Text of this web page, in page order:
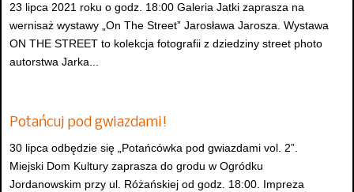
23 lipca 2021 roku o godz. 18:00 Galeria Jatki zaprasza na
wernisaż wystawy „On The Street” Jarosława Jarosza. Wystawa
ON THE STREET to kolekcja fotografii z dziedziny street photo
autorstwa Jarka...
Potańcuj pod gwiazdami!
30 lipca odbędzie się „Potańcówka pod gwiazdami vol. 2”.
Miejski Dom Kultury zaprasza do grodu w Ogródku
Jordanowskim przy ul. Różańskiej od godz. 18:00. Impreza